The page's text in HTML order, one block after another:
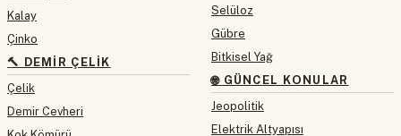
Kalay
Çinko
🔨 DEMIR ÇELIK
Çelik
Demir Cevheri
Selüloz
Gübre
Bitkisel Yağ
🌐 GÜNCEL KONULAR
Jeopolitik
Elektrik Altyapısı